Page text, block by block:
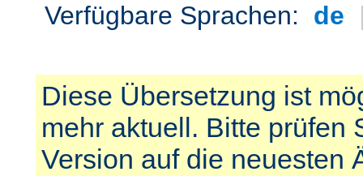
Verfügbare Sprachen: de
Diese Übersetzung ist
mehr aktuell. Bitte prüfen
Version auf die neuesten